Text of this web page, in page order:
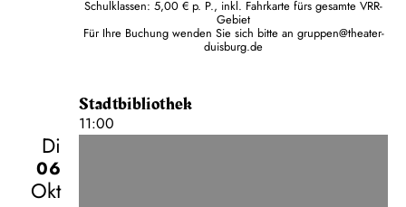
Schulklassen: 5,00 € p. P., inkl. Fahrkarte fürs gesamte VRR-
Gebiet
Für Ihre Buchung wenden Sie sich bitte an gruppen@theater-
duisburg.de
Stadtbibliothek
11:00
Di
06
Okt